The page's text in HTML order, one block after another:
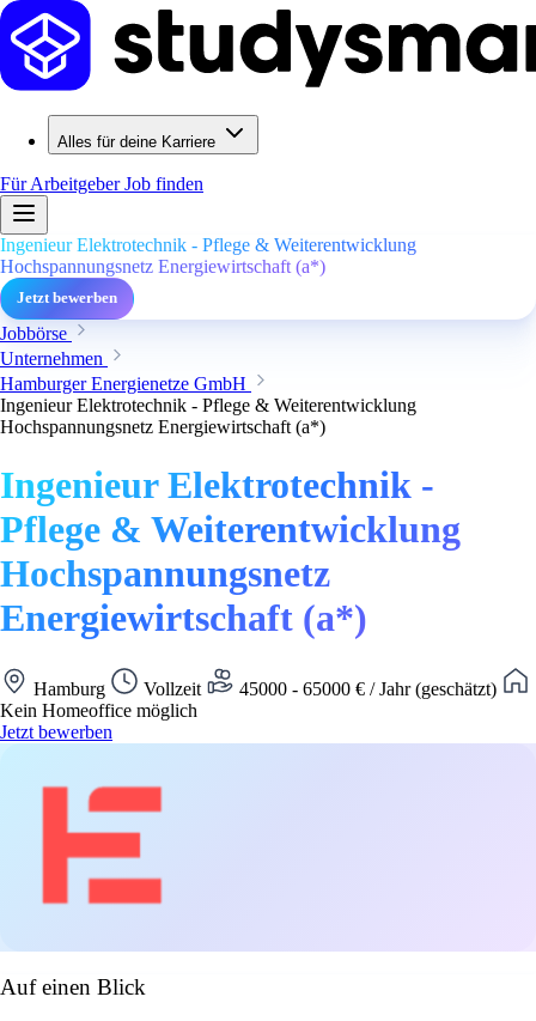
Alles für deine Karriere
Für ArbeitgeberJob finden
Ingenieur Elektrotechnik - Pflege & Weiterentwicklung
Hochspannungsnetz Energiewirtschaft (a*)
Jetzt bewerben
Jobbörse
Unternehmen
Hamburger Energienetze GmbH
Ingenieur Elektrotechnik - Pflege & Weiterentwicklung
Hochspannungsnetz Energiewirtschaft (a*)
Ingenieur Elektrotechnik -
Pflege & Weiterentwicklung
Hochspannungsnetz
Energiewirtschaft (a*)
Hamburg Vollzeit
45000 - 65000 € / Jahr (geschätzt)
Kein Homeoffice möglich
Jetzt bewerben
Auf einen Blick